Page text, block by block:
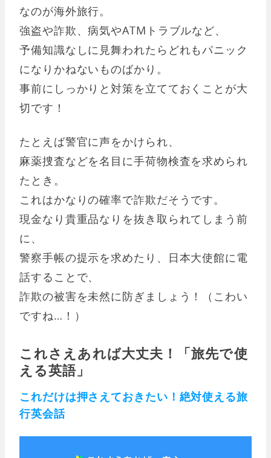
なのが海外旅行。
強盗や詐欺、病気やATMトラブルなど、
予備知識なしに見舞われたらどれもパニック
になりかねないものばかり。
事前にしっかりと対策を立てておくことが大
切です！
たとえば警官に声をかけられ、
麻薬捜査などを名目に手荷物検査を求められ
たとき。
これはかなりの確率で詐欺だそうです。
現金なり貴重品なりを抜き取られてしまう前
に、
警察手帳の提示を求めたり、日本大使館に電
話することで、
詐欺の被害を未然に防ぎましょう！（こわい
ですね…！）
これさえあれば大丈夫！「旅先で使
える英語」
これだけは押さえておきたい！絶対使える旅
行英会話